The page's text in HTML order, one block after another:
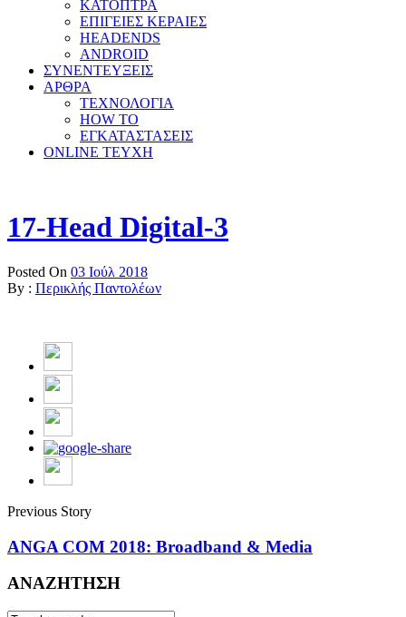
ΚΑΤΟΠΤΡΑ
ΕΠΙΓΕΙΕΣ ΚΕΡΑΙΕΣ
HEADENDS
ANDROID
ΣΥΝΕΝΤΕΥΞΕΙΣ
ΑΡΘΡΑ
ΤΕΧΝΟΛΟΓΙΑ
HOW TO
ΕΓΚΑΤΑΣΤΑΣΕΙΣ
ONLINE TEYXH
17-Head Digital-3
Posted On 03 Ιούλ 2018
By : Περικλής Παντολέων
Previous Story
ANGA COM 2018: Broadband & Media
ΑΝΑΖΗΤΗΣΗ